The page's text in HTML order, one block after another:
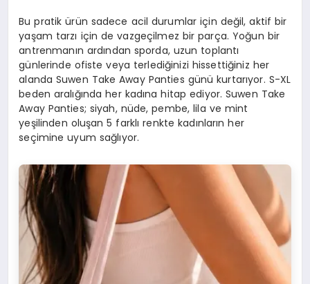
Bu pratik ürün sadece acil durumlar için değil, aktif bir
yaşam tarzı için de vazgeçilmez bir parça. Yoğun bir
antrenmanın ardından sporda, uzun toplantı
günlerinde ofiste veya terlediğinizi hissettiğiniz her
alanda Suwen Take Away Panties günü kurtarıyor. S-XL
beden aralığında her kadına hitap ediyor. Suwen Take
Away Panties; siyah, nüde, pembe, lila ve mint
yeşilinden oluşan 5 farklı renkte kadınların her
seçimine uyum sağlıyor.